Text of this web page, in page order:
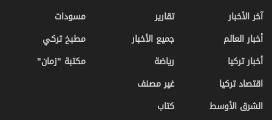
آخر الأخبار
أخبار العالم
أخبار تركيا
اقتصاد تركيا
الشرق الأوسط
تقارير
جميع الأخبار
رياضة
غير مصنف
كتاب
مسودات
مطبخ تركي
مكتبة "زمان"